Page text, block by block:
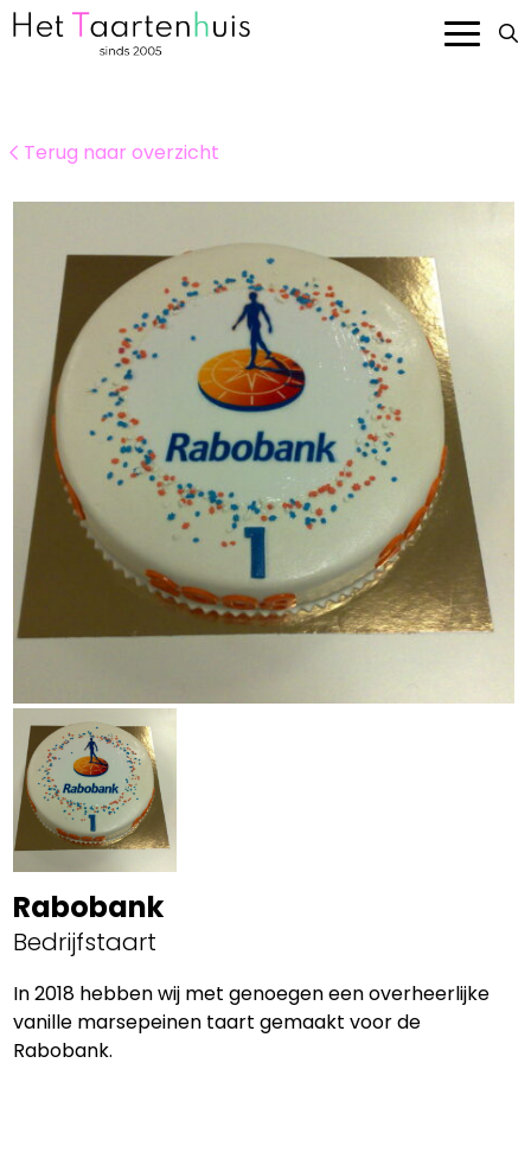
Smaken en prijzen
Over ons
Contact
Bestellen
Terug naar overzicht
Rabobank
Bedrijfstaart
In 2018 hebben wij met genoegen een overheerlijke
vanille marsepeinen taart gemaakt voor de
Rabobank.